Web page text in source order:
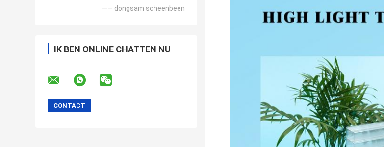
—— dongsam scheenbeen
IK BEN ONLINE CHATTEN NU